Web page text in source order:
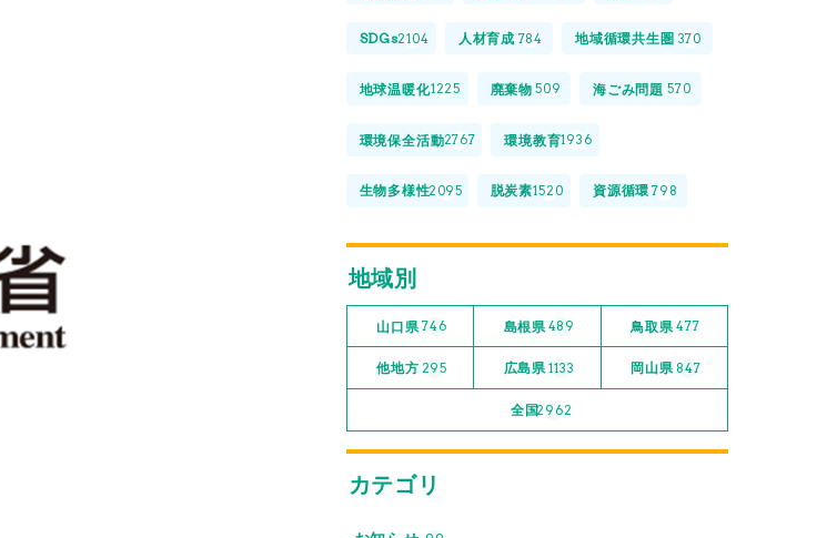
SDGs2104 人材育成 784 地域循環共生圏 370
地球温暖化1225 廃棄物 509 海ごみ問題 570
環境保全活動2767 環境教育1936
生物多様性2095 脱炭素1520 資源循環 798
地域別
山口県 746 島根県 489 鳥取県 477
他地方 295 広島県1133 岡山県 847
全国2962
カテゴリ